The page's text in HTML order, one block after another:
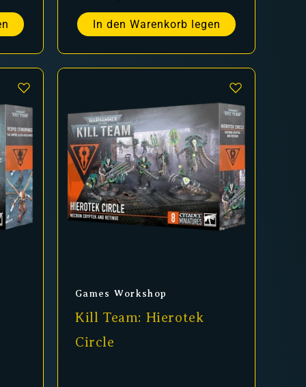
In den Warenkorb legen
Anbieter:
Games Workshop
Kill Team: Hierotek
Circle